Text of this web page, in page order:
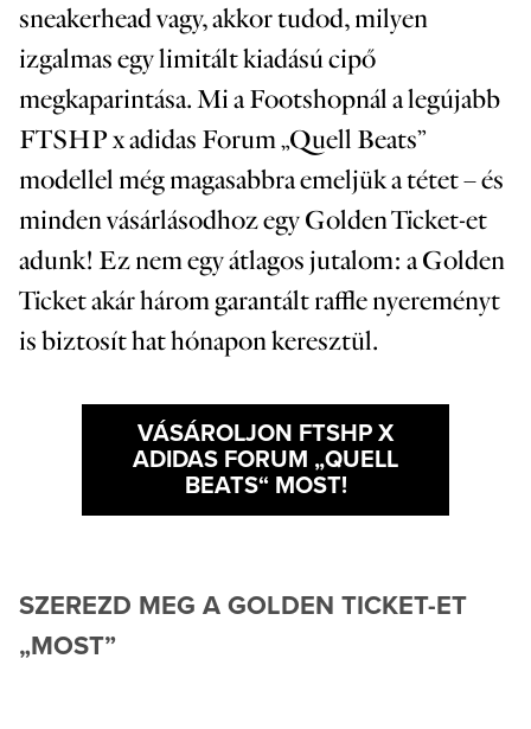
sneakerhead vagy, akkor tudod, milyen
izgalmas egy limitált kiadású cipő
megkaparintása. Mi a Footshopnál a legújabb
FTSHP x adidas Forum „Quell Beats”
modellel még magasabbra emeljük a tétet – és
minden vásárlásodhoz egy Golden Ticket-et
adunk! Ez nem egy átlagos jutalom: a Golden
Ticket akár három garantált raffle nyereményt
is biztosít hat hónapon keresztül.
VÁSÁROLJON FTSHP X
ADIDAS FORUM „QUELL
BEATS“MOST!
SZEREZD MEG A GOLDEN TICKET-ET
„MOST”